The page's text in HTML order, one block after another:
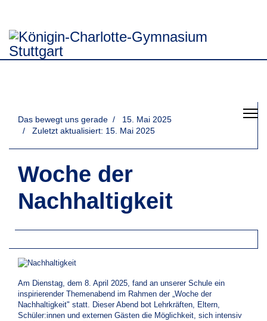
Das bewegt uns gerade
15. Mai 2025
Zuletzt aktualisiert: 15. Mai 2025
Woche der
Nachhaltigkeit
Am Dienstag, dem 8. April 2025, fand an unserer Schule ein
inspirierender Themenabend im Rahmen der „Woche der
Nachhaltigkeit" statt. Dieser Abend bot Lehrkräften, Eltern,
Schüler:innen und externen Gästen die Möglichkeit, sich intensiv